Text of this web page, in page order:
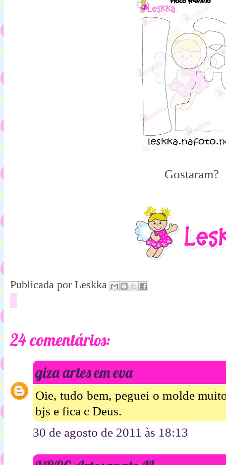
Gostaram?
Publicada por Leskka
24 comentários:
giza artes em eva
Oie, tudo bem, peguei o molde
bjs e fica c Deus.
30 de agosto de 2011 às 18:13